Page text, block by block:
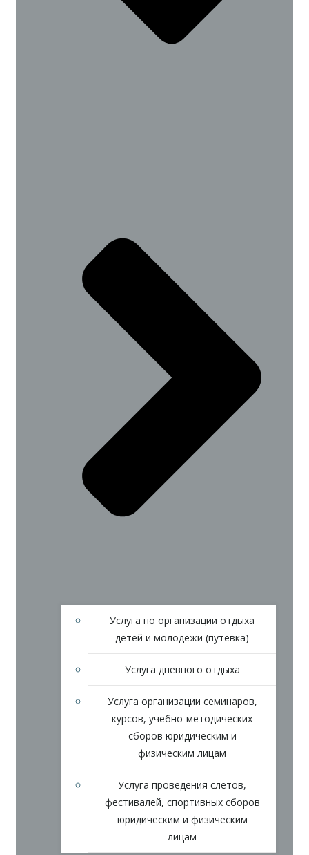
Услуга по организации отдыха
детей и молодежи (путевка)
Услуга дневного отдыха
Услуга организации семинаров,
курсов, учебно-методических
сборов юридическим и
физическим лицам
Услуга проведения слетов,
фестивалей, спортивных сборов
юридическим и физическим
лицам